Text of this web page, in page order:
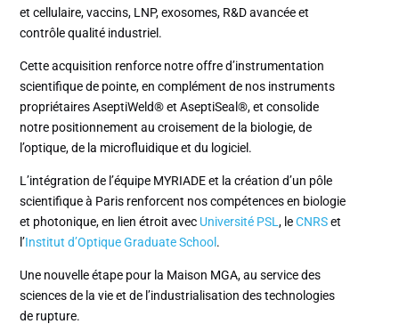
et cellulaire, vaccins, LNP, exosomes, R&D avancée et
contrôle qualité industriel.
Cette acquisition renforce notre offre d’instrumentation
scientifique de pointe, en complément de nos instruments
propriétaires AseptiWeld® et AseptiSeal®, et consolide
notre positionnement au croisement de la biologie, de
l’optique, de la microfluidique et du logiciel.
L’intégration de l’équipe MYRIADE et la création d’un pôle
scientifique à Paris renforcent nos compétences en biologie
et photonique, en lien étroit avec Université PSL, leCNRSet
l’Institut d’Optique Graduate School .
Une nouvelle étape pour la Maison MGA, au service des
sciences de la vie et de l’industrialisation des technologies
de rupture.